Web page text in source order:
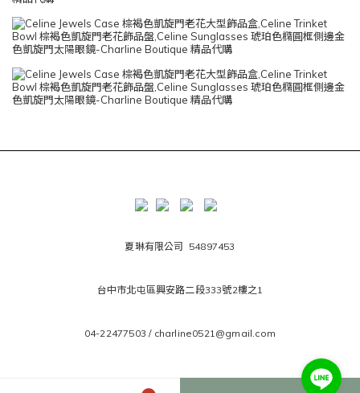
夏琳有限公司 54897453
台中市北屯區興安路二段333號2樓之1
04-22477503 / charline0521@gmail.com